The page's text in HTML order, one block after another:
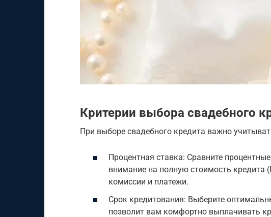
Критерии выбора свадебного
При выборе свадебного кредита важно
Процентная ставка: Сравните
внимание на полную стоимость кредита
комиссии и платежи.
Срок кредитования: Выберите
позволит вам комфортно выплачивать